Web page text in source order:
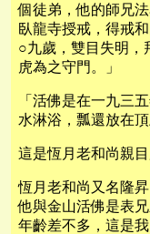
個徒弟，他的師兄
臥龍寺授戒，得戒
○九歲，雙目失明，
虎為之守門。」
「活佛是在一九三
水淋浴，瓢還放在
這是恆月老和尚親目
恆月老和尚又名隆
他與金山活佛是表
年齡差不多，這是